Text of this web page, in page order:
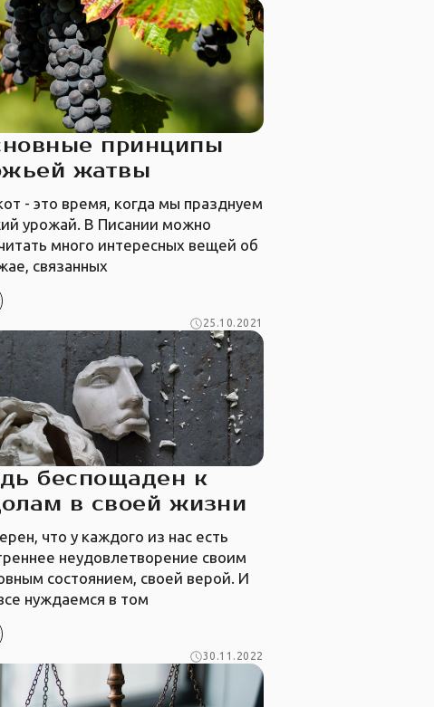
принципы
жатвы
- это время, когда мы празднуем
урожай. В Писании можно
много интересных вещей об
связанных
25.10.2021
беспощаден к
в своей жизни
что у каждого из нас есть
неудовлетворение своим
состоянием, своей верой. И
нуждаемся в том
30.11.2022